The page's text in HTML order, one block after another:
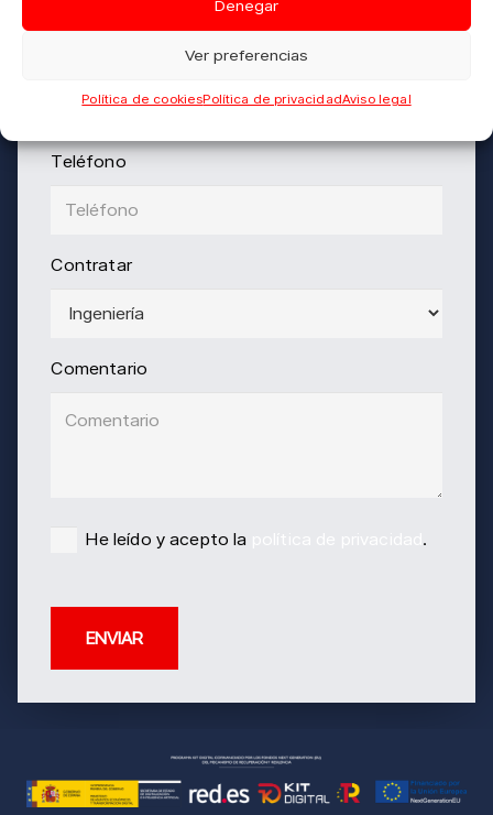
Denegar
Ver preferencias
Política de cookiesPolítica de privacidadAviso legal
Correo Electrónico
Teléfono
Contratar
Comentario
He leído y acepto la .